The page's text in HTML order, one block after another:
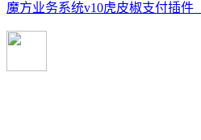
魔方业务系统v10虎皮椒支付插件